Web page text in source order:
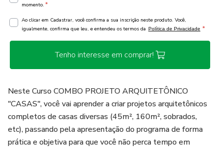
momento. *
Ao clicar em Cadastrar, você confirma a sua inscrição neste produto. Você,
igualmente, confirma que leu, e entendeu os termos da Política de Privacidade *
Tenho interesse em comprar!
Neste Curso COMBO PROJETO ARQUITETÔNICO
"CASAS", você vai aprender a criar projetos arquitetônicos
completos de casas diversas (45m², 160m², sobrados,
etc), passando pela apresentação do programa de forma
prática e objetiva para que você não perca tempo em